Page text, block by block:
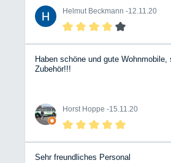
Helmut Beckmann -12.11.20
Haben schöne und gute Wohnmobile,
Zubehör!!!
Horst Hoppe -15.11.20
Sehr freundliches Personal